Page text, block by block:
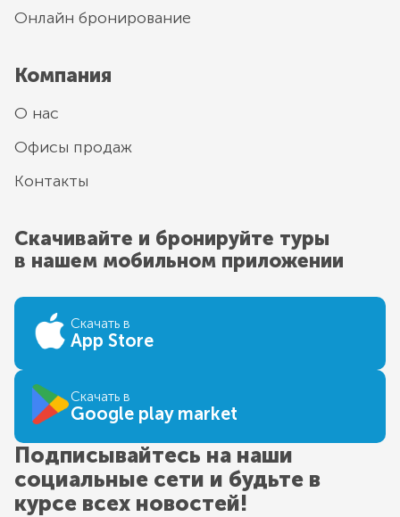
Онлайн бронирование
Компания
О нас
Офисы продаж
Контакты
Скачивайте и бронируйте туры
в нашем мобильном приложении
Скачать в
App Store
Скачать в
Google play market
Подписывайтесь на наши
социальные сети и будьте в
курсе всех новостей!